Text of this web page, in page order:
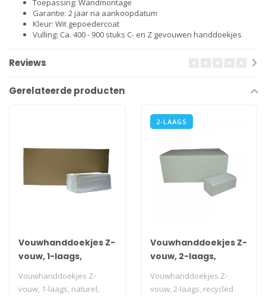
Toepassing: Wandmontage
Garantie: 2 jaar na aankoopdatum
Kleur: Wit gepoedercoat
Vulling: Ca. 400 - 900 stuks C- en Z gevouwen handdoekjes
Reviews
Gerelateerde producten
Vouwhanddoekjes Z-
vouw, 1-laags,
Vouwhanddoekjes Z-
vouw, 1-laags, naturel,
2-LAAGS
Vouwhanddoekjes Z-
vouw, 2-laags,
3200 stuks
Vouwhanddoekjes Z-
vouw, 2-laags, recycled